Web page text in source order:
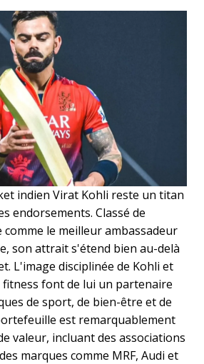
indien Virat Kohli reste un titan
endorsements. Classé de
le meilleur ambassadeur
son attrait s'étend bien au-delà
L'image disciplinée de Kohli et
font de lui un partenaire
de sport, de bien-être et de
est remarquablement
valeur, incluant des associations
marques comme MRF, Audi et